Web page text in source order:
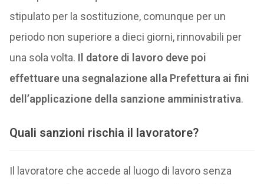
stipulato per la sostituzione, comunque per un
periodo non superiore a dieci giorni, rinnovabili per
una sola volta. Il datore di lavoro deve poi
effettuare una segnalazione alla Prefettura ai fini
dell’applicazione della sanzione amministrativa.
Quali sanzioni rischia il lavoratore?
Il lavoratore che accede al luogo di lavoro senza